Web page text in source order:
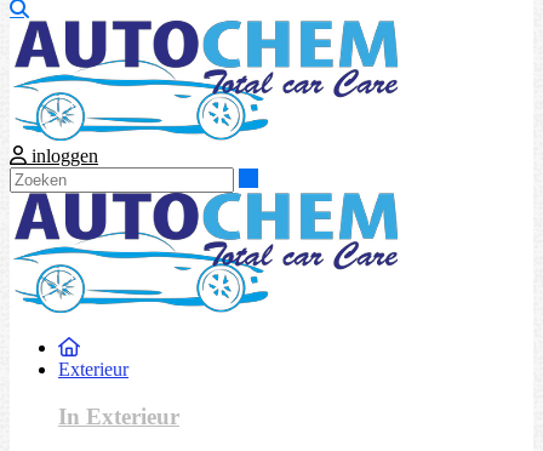
inloggen
Exterieur
In Exterieur